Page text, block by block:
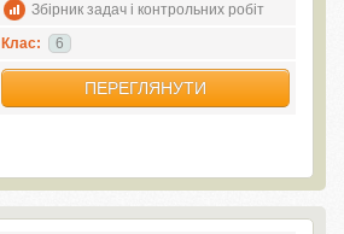
Збірник задач і контрольних робіт
Клас:
6
ПЕРЕГЛЯНУТИ